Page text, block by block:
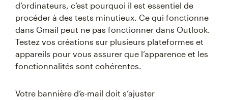
d’ordinateurs, c’est pourquoi il est essentiel de
procéder à des tests minutieux. Ce qui fonctionne
dans Gmail peut ne pas fonctionner dans Outlook.
Testez vos créations sur plusieurs plateformes et
appareils pour vous assurer que l’apparence et les
fonctionnalités sont cohérentes.
Votre bannière d’e-mail doit s’ajuster